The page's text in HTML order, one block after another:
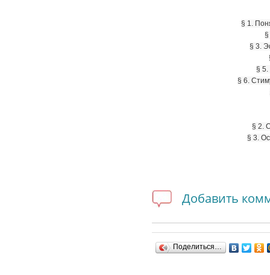
§ 1.
§
§ 3.
§ 5.
§ 6.
§ 2.
§ 3.
Добавить
Поделиться…